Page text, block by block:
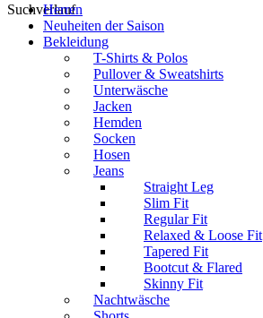
Suchverlauf
Herren
Neuheiten der Saison
Bekleidung
T-Shirts & Polos
Pullover & Sweatshirts
Unterwäsche
Jacken
Hemden
Socken
Hosen
Jeans
Straight Leg
Slim Fit
Regular Fit
Relaxed & Loose Fit
Tapered Fit
Bootcut & Flared
Skinny Fit
Nachtwäsche